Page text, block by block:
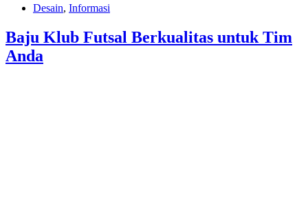
Desain, Informasi
Baju Klub Futsal Berkualitas untuk Tim
Anda